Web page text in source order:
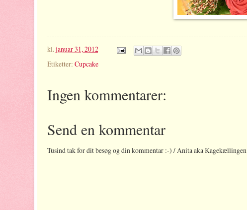
kl.januar 31, 2012
Etiketter: Cupcake
Ingen kommentarer:
Send en kommentar
Tusind tak for dit besøg og din kommentar :-) / Anita aka Kagekællingen